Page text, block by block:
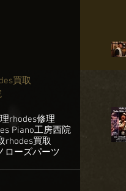
買取
rhodes修理
Piano工房西院
rhodes買取
ローズパーツ